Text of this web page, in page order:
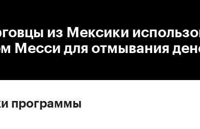
из Мексики
Месси для отмывания
программы